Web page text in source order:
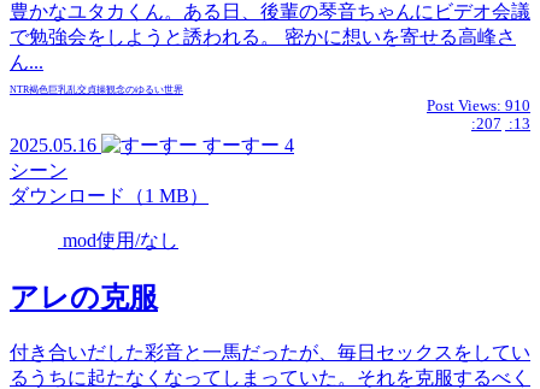
豊かなユタカくん。ある日、後輩の琴音ちゃんにビデオ会議
で勉強会をしようと誘われる。 密かに想いを寄せる高峰さ
ん...
NTR褐色巨乳乱交貞操観念のゆるい世界
Post Views: 910
:207 :13
2025.05.16 すーすー 4
シーン
ダウンロード（1 MB）
mod使用/なし
アレの克服
付き合いだした彩音と一馬だったが、毎日セックスをしてい
るうちに起たなくなってしまっていた。それを克服するべく